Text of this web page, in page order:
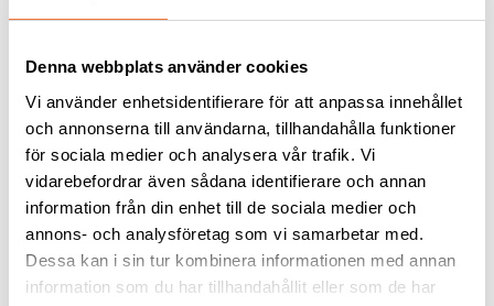
Denna webbplats använder cookies
Vi använder enhetsidentifierare för att anpassa innehållet
och annonserna till användarna, tillhandahålla funktioner
för sociala medier och analysera vår trafik. Vi
vidarebefordrar även sådana identifierare och annan
information från din enhet till de sociala medier och
annons- och analysföretag som vi samarbetar med.
Dessa kan i sin tur kombinera informationen med annan
information som du har tillhandahållit eller som de har
Andra köpte även